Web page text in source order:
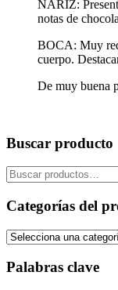
NARIZ:
notas de
BOCA: Muy
cuerpo.
De muy buena
Buscar producto
Buscar
por:
Categorías del
Palabras clave